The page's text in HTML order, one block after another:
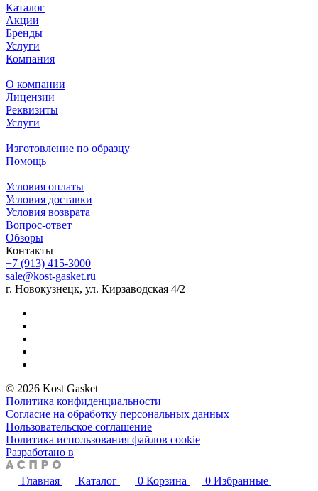
Каталог
Акции
Бренды
Услуги
Компания
О компании
Лицензии
Реквизиты
Услуги
Изготовление по образцу
Помощь
Условия оплаты
Условия доставки
Условия возврата
Вопрос-ответ
Обзоры
Контакты
+7 (913) 415-3000
sale@kost-gasket.ru
г. Новокузнецк, ул. Кирзаводская 4/2
© 2026 Kost Gasket
Политика конфиденциальности
Согласие на обработку персональных данных
Пользовательское соглашение
Политика использования файлов cookie
Разработано в
Главная Каталог 0 Корзина 0 Избранные